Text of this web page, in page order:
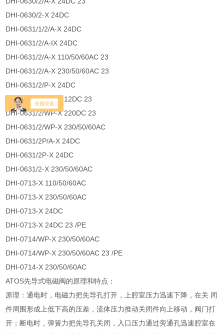
DHI-0630/2-X 24DC
DHI-0631/1/2/A-X 24DC
DHI-0631/2/A-IX 24DC
DHI-0631/2/A-X 110/50/60AC 23
DHI-0631/2/A-X 230/50/60AC 23
DHI-0631/2/P-X 24DC
DHI-0631/2/WP-X 12DC 23
DHI-0631/2/WP-X 220DC 23
DHI-0631/2/WP-X 230/50/60AC
DHI-0631/2P/A-X 24DC
DHI-0631/2P-X 24DC
DHI-0631/2-X 230/50/60AC
DHI-0713-X 110/50/60AC
DHI-0713-X 230/50/60AC
DHI-0713-X 24DC
DHI-0713-X 24DC 23 /PE
DHI-0714/WP-X 230/50/60AC
DHI-0714/WP-X 230/50/60AC 23 /PE
DHI-0714-X 230/50/60AC
ATOS先导式电磁阀的原理和特点：
原理：通电时，电磁力把先导孔打开，上腔室压力迅速下降，在关 闭
件周围形成上低下高的压差，流体压力推动关闭件向上移动，阀门打
开；断电时，弹簧力把先导孔关闭，入口压力通过旁通孔迅速腔室在